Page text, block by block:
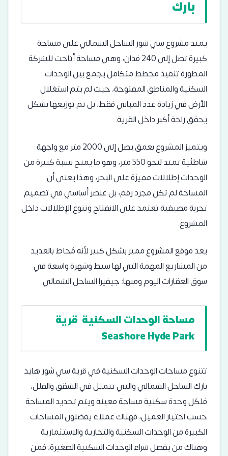
بارك
يمتد مشروع سي شور الساحل الشمالي على مساحة
كبيرة تصل إلى 240 فدان، وهي مساحة أتاحت للشركة
المطورة تنفيذ مخطط متكامل يجمع بين الوحدات
السكنية والمناطق المفتوحة، حيث لم يتم استغلال
الأرض في زيادة عدد المباني فقط، بل تم توزيعها بشكل
يحقق راحة أكبر داخل القرية.
ويتميز المشروع بعمق يصل إلى 2000 متر مع واجهة
شاطئية تمتد لنحو 550 متر، وهو ما يمنح نسبة كبيرة من
الوحدات إطلالات مميزة على البحر، وهذا يعني أن
المساحة لم تكن مجرد رقم، بل عنصر أساسي في تصميم
تجربة مصيفية تعتمد على الانفتاح وتنوع الإطلالات داخل
المشروع.
يعد موقع المشروع مميز بشكل كبير لأنه مٌحاط بالعديد
من المشاريع المهمة التي لها سيط وشهرة واسعة في
سوق العقارات اليوم ومنها: جيفيرا الساحل الشمالي.
مساحة الوحدات السكنية قرية
Seashore Hyde Park
تتنوع مساحات الوحدات السكنية في قرية سي شور هايد
بارك الساحل الشمالي والتي تتمثل في الشقق والفلل،
فلكل وحدة سكنية مساحة معينة ويتم تحديد المساحة
حسب اختيار العميل، فهناك عملاء يفضلون المساحات
الكبيرة من الوحدات السكنية والتجارية والاستثمارية
وهناك من يفضل شراء الوحدات السكنية الصغيرة، فمن